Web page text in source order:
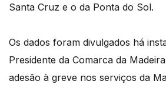
Santa Cruz e o da Ponta do Sol.
Os dados foram divulgados há
Presidente da Comarca da
adesão à greve nos serviços da